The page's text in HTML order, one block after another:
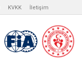
KVKK İletişim